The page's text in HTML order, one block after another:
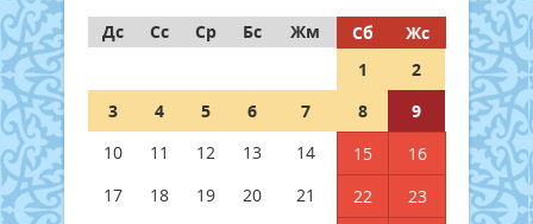
Дс
Сс Ср Бс Жм Сб
Жс
1
2
3
4 5 6 7 8
9
10
11 12 13 14 15
16
17
18 19 20 21 22
23